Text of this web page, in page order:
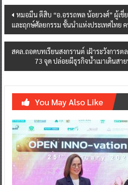
Post
navigation
หมอมีน ตีสิบ “อ.อรรถพล น้อยวงศ์” ผู้เชี่
และฤกษ์ศัลยกรรม ชั้นนำแห่งประเทศไทย ค
สคล.ถอดบทเรียนสงกรานต์ เฝ้าระวังการ
73 จุด ปล่อยผีธุรกิจน้ำเมาเดินสา
You May Also Like